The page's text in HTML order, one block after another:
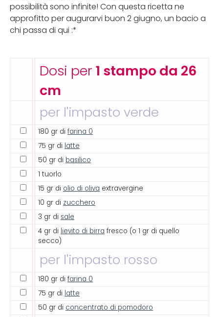
possibilità sono infinite! Con questa ricetta ne
approfitto per augurarvi buon 2 giugno, un bacio a
chi passa di qui :*
Dosi per 1 stampo da 26
cm
per l'impasto verde
180 gr di farina 0
75 gr di latte
50 gr di basilico
1 tuorlo
15 gr di olio di oliva extravergine
10 gr di zucchero
3 gr di sale
4 gr di lievito di birra fresco (o 1 gr di quello
secco)
per l'impasto rosso
180 gr di farina 0
75 gr di latte
50 gr di concentrato di pomodoro